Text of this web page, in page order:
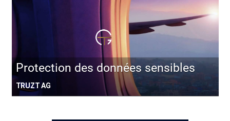
Protection des données sensibles
TRUZT AG